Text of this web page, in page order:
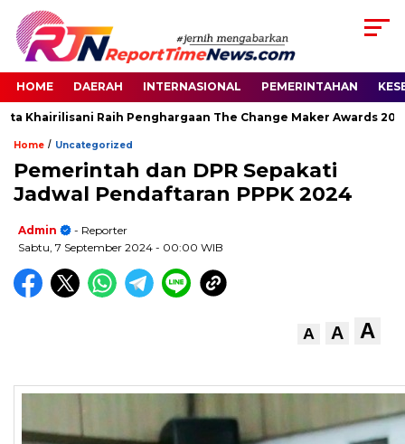
HOME DAERAH INTERNASIONAL PEMERINTAHAN
Raih Penghargaan The Change Maker Awards 2026
Home / Uncategorized
Pemerintah dan DPR Sepakati
Jadwal Pendaftaran PPPK 2024
Admin
- Reporter
Sabtu, 7 September 2024 - 00:00 WIB
A A A